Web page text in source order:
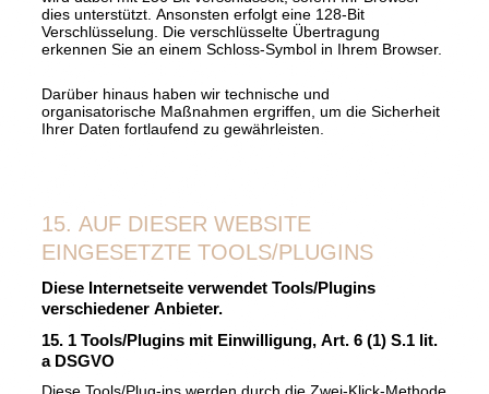
dies unterstützt. Ansonsten erfolgt eine 128-Bit
Verschlüsselung. Die verschlüsselte Übertragung
erkennen Sie an einem Schloss-Symbol in Ihrem Browser.
Darüber hinaus haben wir technische und
organisatorische Maßnahmen ergriffen, um die Sicherheit
Ihrer Daten fortlaufend zu gewährleisten.
15. AUF DIESER WEBSITE
EINGESETZTE TOOLS/PLUGINS
Diese Internetseite verwendet Tools/Plugins
verschiedener Anbieter.
15. 1 Tools/Plugins mit Einwilligung, Art. 6 (1) S.1 lit.
a DSGVO
Diese Tools/Plug-ins werden durch die Zwei-Klick-Methode